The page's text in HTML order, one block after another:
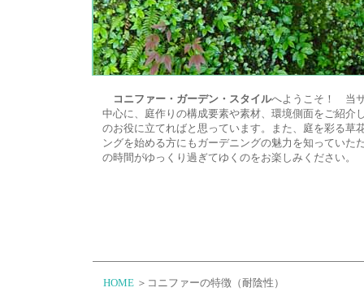
コニファー・ガーデン・スタイルへようこそ！ 当
中心に、庭作りの構成要素や素材、環境側面をご紹介
のお役に立てればと思っています。また、庭を彩る草
ングを始める方にもガーデニングの魅力を知ってい
の時間がゆっくり過ぎてゆくのをお楽しみください。
HOME ＞コニファーの特徴（耐陰性）